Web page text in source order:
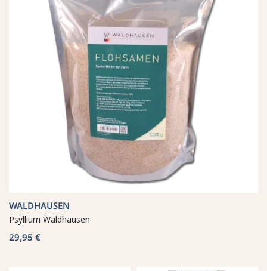
WALDHAUSEN
Psyllium Waldhausen
29,95 €